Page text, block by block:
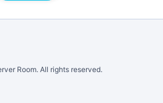
Room. All rights reserved.